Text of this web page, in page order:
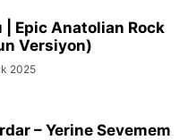
| Epic Anatolian Rock
Versiyon)
2025
– Yerine Sevemem